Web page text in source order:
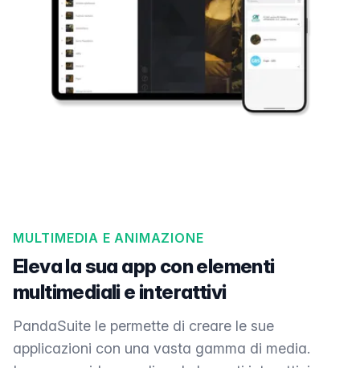
MULTIMEDIA E ANIMAZIONE
Eleva la sua app con elementi
multimediali e interattivi
PandaSuite le permette di creare le sue
applicazioni con una vasta gamma di media.